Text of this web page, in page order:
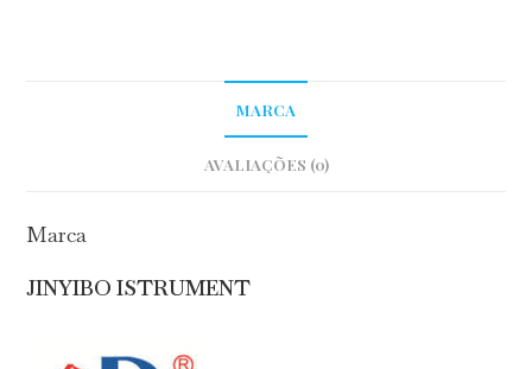
MARCA
AVALIAÇÕES (0)
Marca
JINYIBO ISTRUMENT